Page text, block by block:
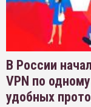
В России
VPN по
удобных